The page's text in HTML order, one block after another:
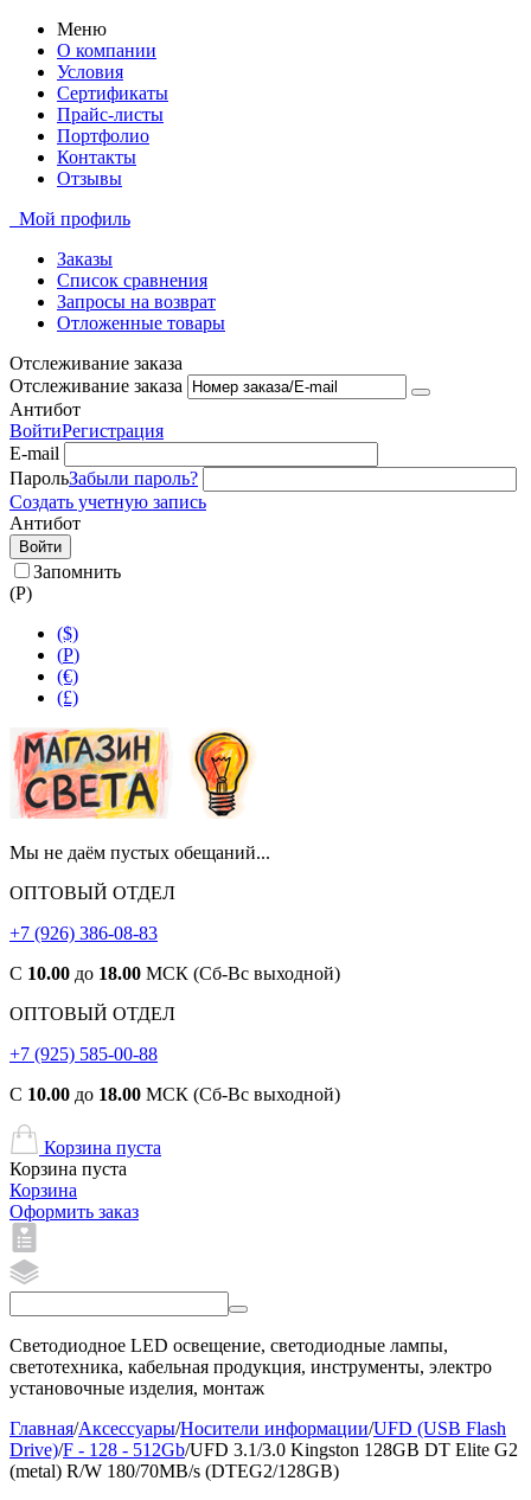
Меню
О компании
Условия
Сертификаты
Прайс-листы
Портфолио
Контакты
Отзывы
Мой профиль
Заказы
Список сравнения
Запросы на возврат
Отложенные товары
Отслеживание заказа
Отслеживание заказа
Антибот
ВойтиРегистрация
E-mail
ПарольЗабыли пароль?
Создать учетную запись
Антибот
Войти
Запомнить
(Р)
($)
(Р)
(€)
(£)
Мы не даём пустых обещаний...
ОПТОВЫЙ ОТДЕЛ
+7 (926) 386-08-83
С 10.00 до 18.00 МСК (Сб-Вс выходной)
ОПТОВЫЙ ОТДЕЛ
+7 (925) 585-00-88
С 10.00 до 18.00 МСК (Сб-Вс выходной)
Корзина пуста
Корзина пуста
Корзина
Оформить заказ
Светодиодное LED освещение, светодиодные лампы,
светотехника, кабельная продукция, инструменты, электро
установочные изделия, монтаж
Главная/Аксессуары/Носители информации/UFD (USB Flash
Drive)/F - 128 - 512Gb/UFD 3.1/3.0 Kingston 128GB DT Elite G2
(metal) R/W 180/70MB/s (DTEG2/128GB)